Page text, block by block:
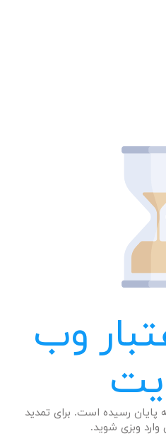
وب
رسیده است. برای تمدید
وبزی شوید.